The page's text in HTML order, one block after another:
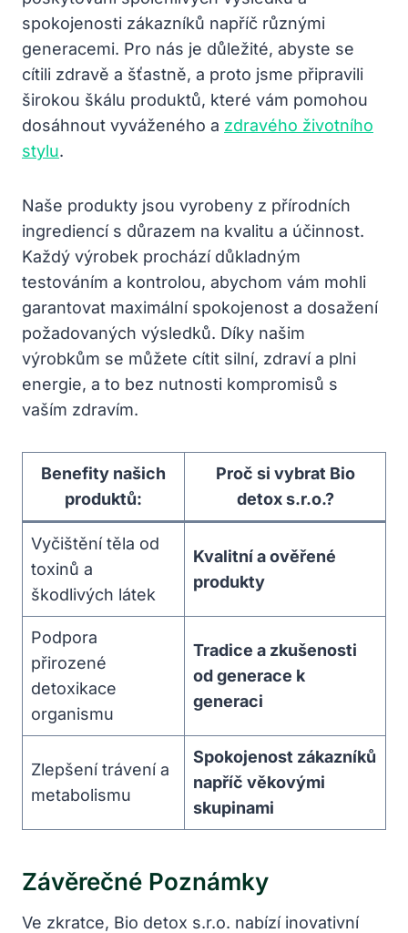
spokojenosti zákazníků napříč různými
generacemi. Pro nás je důležité, abyste se
cítili zdravě a šťastně, a proto jsme připravili
širokou škálu produktů, které vám pomohou
dosáhnout vyváženého a zdravého životního
stylu.
Naše produkty jsou vyrobeny z přírodních
ingrediencí s důrazem na kvalitu a účinnost.
Každý výrobek prochází důkladným
testováním a kontrolou, abychom vám mohli
garantovat maximální spokojenost a dosažení
požadovaných výsledků. Díky našim
výrobkům se můžete cítit silní, zdraví a plni
energie, a to bez nutnosti kompromisů s
vaším zdravím.
Benefity našich
produktů:
Proč si vybrat Bio
detox s.r.o.?
Vyčištění těla od
toxinů a
škodlivých látek
Kvalitní a ověřené
produkty
Podpora
přirozené
detoxikace
organismu
Tradice a zkušenosti
od generace k
generaci
Zlepšení trávení a
metabolismu
Spokojenost zákazníků
napříč věkovými
skupinami
Závěrečné Poznámky
Ve zkratce, Bio detox s.r.o. nabízí inovativní